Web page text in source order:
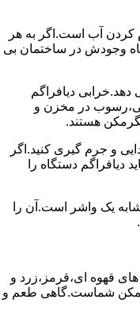
کردن آب است.اگر به هر
وجودش در ساختمان بی
دیافراگم
در مخزن و
هستند.
و جرم گیری کنید.اگر
دستگاه را
یک واشر است.آن را
قهوه ای،قرمز،زرد و
شماست.گاهی طعم و